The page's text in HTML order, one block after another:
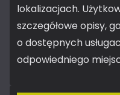
lokalizacjach.
szczegółowe opisy,
o dostępnych
odpowiedniego